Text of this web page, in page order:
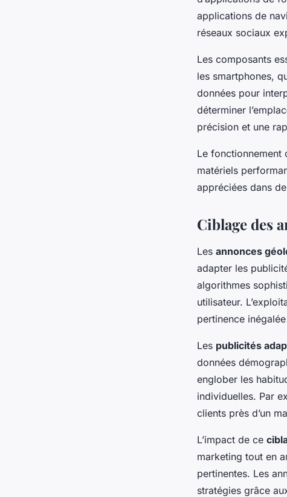
applications de
réseaux sociaux
Les composants
les smartphones,
données pour
déterminer
précision et une
Le fonctionnement
matériels
appréciées dans
Ciblage des
Les annonces
adapter les
algorithmes
utilisateur.
pertinence
Les publicités
données
englober les
individuelles. Par
clients près d’un
L’impact de ce
marketing tout en
pertinentes. Les
stratégies grâce